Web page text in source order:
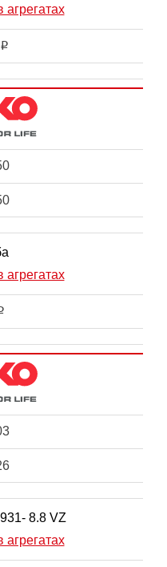
агрегатах
i
агрегатах
8.8 VZ
агрегатах